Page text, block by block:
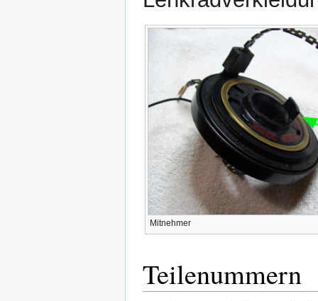
Mitnehmer
Teilenummern